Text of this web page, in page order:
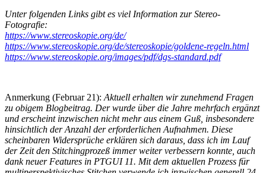
Unter folgenden Links gibt es viel Information zur Stereo-
Fotografie:
https://www.stereoskopie.org/de/
https://www.stereoskopie.org/de/stereoskopie/goldene-regeln.html
https://www.stereoskopie.org/images/pdf/dgs-standard.pdf
Anmerkung (Februar 21): Aktuell erhalten wir zunehmend Fragen
zu obigem Blogbeitrag. Der wurde über die Jahre mehrfach ergänzt
und erscheint inzwischen nicht mehr aus einem Guß, insbesondere
hinsichtlich der Anzahl der erforderlichen Aufnahmen. Diese
scheinbaren Widersprüche erklären sich daraus, dass ich im Lauf
der Zeit den Stitchingprozeß immer weiter verbessern konnte, auch
dank neuer Features in PTGUI 11. Mit dem aktuellen Prozess für